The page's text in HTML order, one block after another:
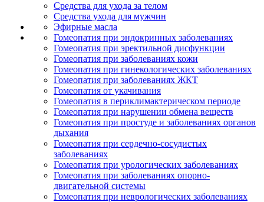
Средства для ухода за телом
Средства ухода для мужчин
Эфирные масла
Гомеопатия при эндокринных заболеваниях
Гомеопатия при эректильной дисфункции
Гомеопатия при заболеваниях кожи
Гомеопатия при гинекологических заболеваниях
Гомеопатия при заболеваниях ЖКТ
Гомеопатия от укачивания
Гомеопатия в периклимактерическом периоде
Гомеопатия при нарушении обмена веществ
Гомеопатия при простуде и заболеваниях органов
дыхания
Гомеопатия при сердечно-сосудистых
заболеваниях
Гомеопатия при урологических заболеваниях
Гомеопатия при заболеваниях опорно-
двигательной системы
Гомеопатия при неврологических заболеваниях